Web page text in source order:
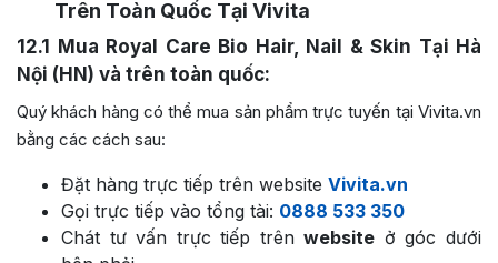
Trên Toàn Quốc Tại Vivita
12.1
Mua Royal Care Bio Hair, Nail & Skin Tại Hà
Nội (HN) và trên toàn quốc:
Quý khách hàng có thể mua sản phẩm trực tuyến tại Vivita.vn
bằng các cách sau:
Đặt hàng trực tiếp trên website Vivita.vn
Gọi trực tiếp vào tổng tài: 0888 533 350
Chát tư vấn trực tiếp trênwebsite ở góc dưới